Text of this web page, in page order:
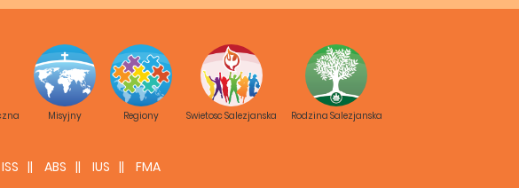
Misyjny Regiony Swietosc Salezjanska Rodzina Salezjanska
ISS ABS IUS FMA